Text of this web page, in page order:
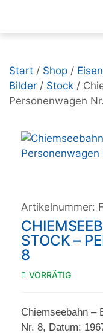
Start / Shop /
Bilder / Stock /
Personenwagen
Artikelnummer:
STOCK –
8
VORRÄTIG
Chiemseebahn –
Nr. 8, Datum: